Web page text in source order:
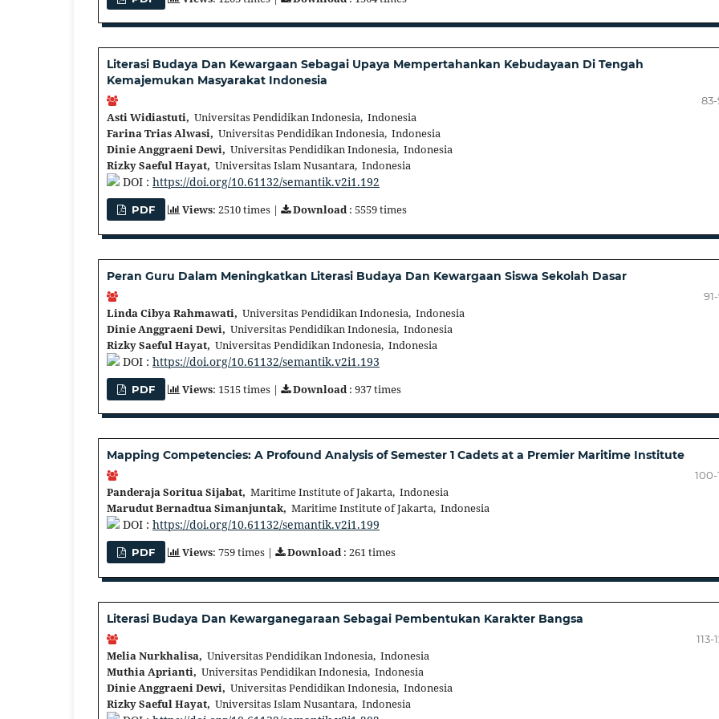
Literasi Budaya Dan Kewargaan Sebagai Upaya Mempertahankan Kebudayaan Di Tengah
Kemajemukan Masyarakat Indonesia
Asti Widiastuti, Universitas Pendidikan Indonesia, Indonesia
Farina Trias Alwasi, Universitas Pendidikan Indonesia, Indonesia
Dinie Anggraeni Dewi, Universitas Pendidikan Indonesia, Indonesia
Rizky Saeful Hayat, Universitas Islam Nusantara, Indonesia
DOI : https://doi.org/10.61132/semantik.v2i1.192
PDF Views: 2510 times | Download: 5559 times
Peran Guru Dalam Meningkatkan Literasi Budaya Dan Kewargaan Siswa Sekolah Dasar
Linda Cibya Rahmawati, Universitas Pendidikan Indonesia, Indonesia
Dinie Anggraeni Dewi, Universitas Pendidikan Indonesia, Indonesia
Rizky Saeful Hayat, Universitas Pendidikan Indonesia, Indonesia
DOI : https://doi.org/10.61132/semantik.v2i1.193
PDF Views: 1515 times | Download: 937 times
Mapping Competencies: A Profound Analysis of Semester 1 Cadets at a Premier Maritime Institute
Panderaja Soritua Sijabat, Maritime Institute of Jakarta, Indonesia
Marudut Bernadtua Simanjuntak, Maritime Institute of Jakarta, Indonesia
100-
DOI : https://doi.org/10.61132/semantik.v2i1.199
PDF Views: 759 times | Download: 261 times
Literasi Budaya Dan Kewarganegaraan Sebagai Pembentukan Karakter Bangsa
Melia Nurkhalisa, Universitas Pendidikan Indonesia, Indonesia
Muthia Aprianti, Universitas Pendidikan Indonesia, Indonesia
Dinie Anggraeni Dewi, Universitas Pendidikan Indonesia, Indonesia
Rizky Saeful Hayat, Universitas Islam Nusantara, Indonesia
113-